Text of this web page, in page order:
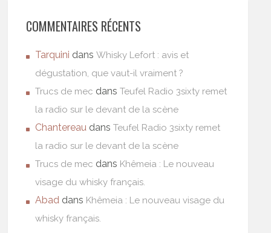
COMMENTAIRES RÉCENTS
Tarquini dansWhisky Lefort : avis et
dégustation, que vaut-il vraiment ?
Trucs de mec dansTeufel Radio 3sixty remet
la radio sur le devant de la scène
Chantereau dansTeufel Radio 3sixty remet
la radio sur le devant de la scène
Trucs de mec dans Khêmeia : Le nouveau
visage du whisky français.
Abad dans Khêmeia : Le nouveau visage du
whisky français.